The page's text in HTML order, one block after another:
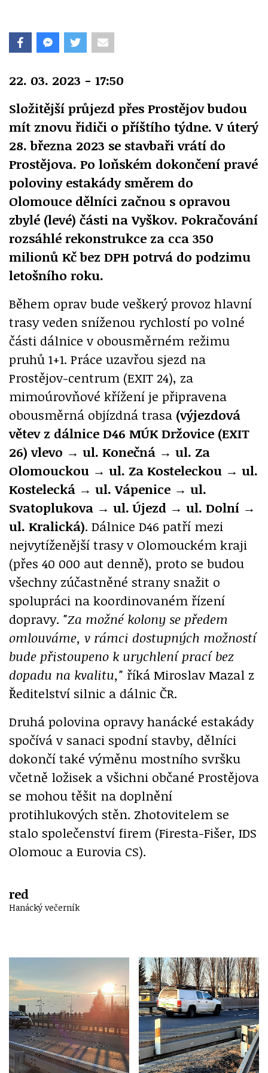
22. 03. 2023 - 17:50
Složitější průjezd přes Prostějov budou
mít znovu řidiči o příštího týdne. V úterý
28. března 2023 se stavbaři vrátí do
Prostějova. Po loňském dokončení pravé
poloviny estakády směrem do
Olomouce dělníci začnou s opravou
zbylé (levé) části na Vyškov. Pokračování
rozsáhlé rekonstrukce za cca 350
milionů Kč bez DPH potrvá do podzimu
letošního roku.
Během oprav bude veškerý provoz hlavní
trasy veden sníženou rychlostí po volné
části dálnice v obousměrném režimu
pruhů 1+1. Práce uzavřou sjezd na
Prostějov-centrum (EXIT 24), za
mimoúrovňové křížení je připravena
obousměrná objízdná trasa (výjezdová
větev z dálnice D46 MÚK Držovice (EXIT
26) vlevo → ul. Konečná → ul. Za
Olomouckou → ul. Za Kosteleckou → ul.
Kostelecká → ul. Vápenice → ul.
Svatoplukova → ul. Újezd → ul. Dolní →
ul. Kralická). Dálnice D46 patří mezi
nejvytíženější trasy v Olomouckém kraji
(přes 40 000 aut denně), proto se budou
všechny zúčastněné strany snažit o
spolupráci na koordinovaném řízení
dopravy. "Za možné kolony se předem
omlouváme, v rámci dostupných možností
bude přistoupeno k urychlení prací bez
dopadu na kvalitu," říká Miroslav Mazal z
Ředitelství silnic a dálnic ČR.
Druhá polovina opravy hanácké estakády
spočívá v sanaci spodní stavby, dělníci
dokončí také výměnu mostního svršku
včetně ložisek a všichni občané Prostějova
se mohou těšit na doplnění
protihlukových stěn. Zhotovitelem se
stalo společenství firem (Firesta-Fišer, IDS
Olomouc a Eurovia CS).
red
Hanácký večerník